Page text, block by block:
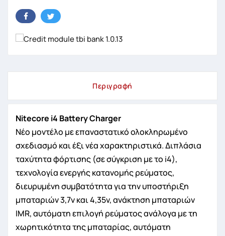
Περιγραφή
Nitecore i4 Battery Charger
Νέο μοντέλο με επαναστατικό ολοκληρωμένο
σχεδιασμό και έξι νέα χαρακτηριστικά. Διπλάσια
ταχύτητα φόρτισης (σε σύγκριση με το i4),
τεχνολογία ενεργής κατανομής ρεύματος,
διευρυμένη συμβατότητα για την υποστήριξη
μπαταριών 3,7v και 4,35v, ανάκτηση μπαταριών
IMR, αυτόματη επιλογή ρεύματος ανάλογα με τη
χωρητικότητα της μπαταρίας, αυτόματη